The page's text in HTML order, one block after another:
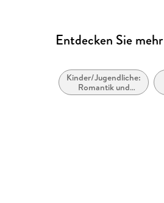
Entdecken Sie mehr
Kinder/Jugendliche:
Romantik und
Liebesgeschichten